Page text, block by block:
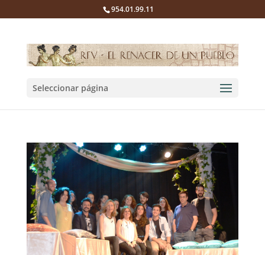
954.01.99.11
Seleccionar página